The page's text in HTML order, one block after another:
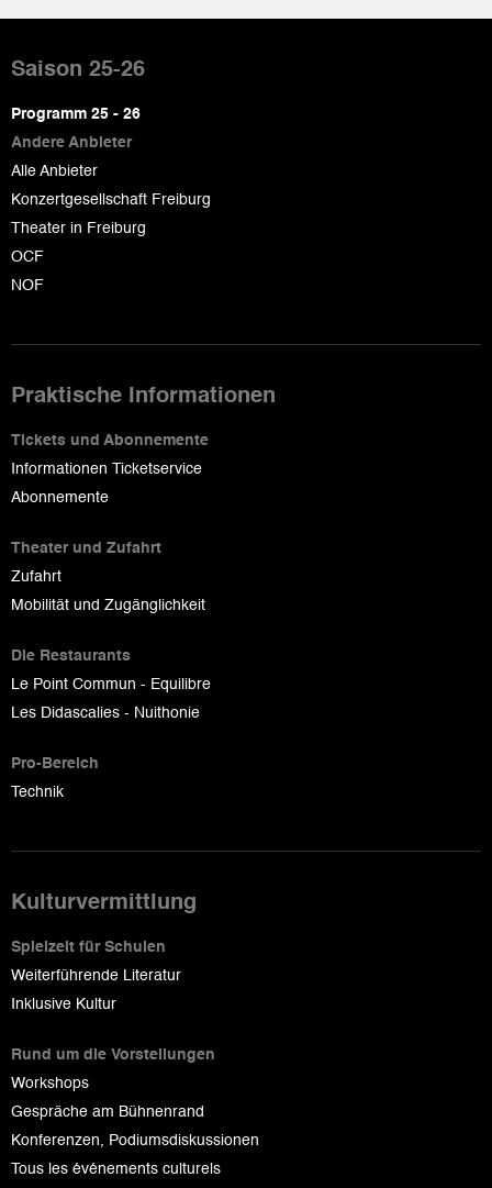
de
page
Saison 25-26
Programm 25 - 26
Andere Anbieter
Alle Anbieter
Konzertgesellschaft Freiburg
Theater in Freiburg
OCF
NOF
Praktische Informationen
Tickets und Abonnemente
Informationen Ticketservice
Abonnemente
Theater und Zufahrt
Zufahrt
Mobilität und Zugänglichkeit
Die Restaurants
Le Point Commun - Equilibre
Les Didascalies - Nuithonie
Pro-Bereich
Technik
Kulturvermittlung
Spielzeit für Schulen
Weiterführende Literatur
Inklusive Kultur
Rund um die Vorstellungen
Workshops
Gespräche am Bühnenrand
Konferenzen, Podiumsdiskussionen
Tous les événements culturels